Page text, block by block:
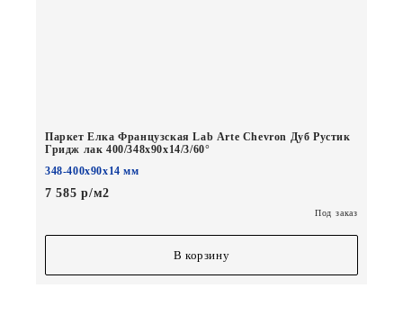
Паркет Елка Французская Lab Arte Chevron Дуб Рустик
Гридж лак 400/348х90х14/3/60°
348-400х90х14 мм
7 585 р/м2
Под заказ
В корзину